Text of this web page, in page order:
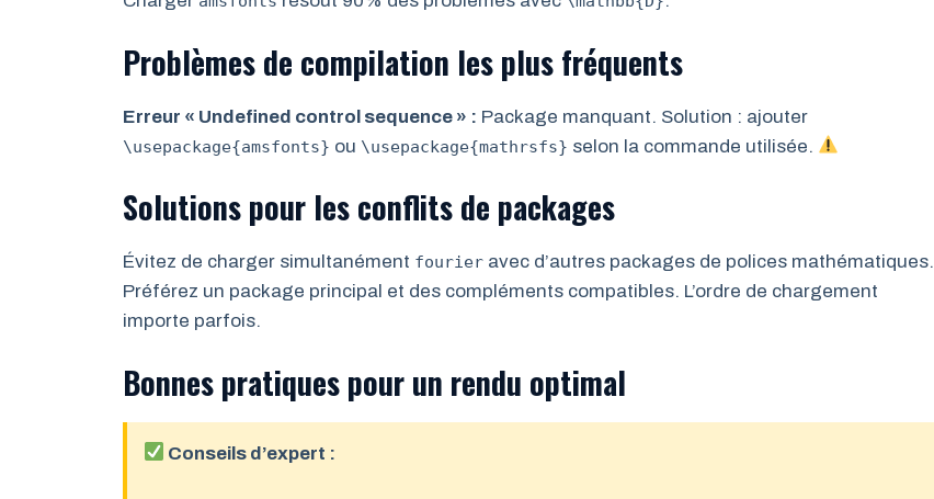
Problèmes de compilation les plus fréquents
Erreur « Undefined control sequence » : Package manquant. Solution : ajouter
\usepackage{amsfonts} ou \usepackage{mathrsfs} selon la commande utilisée.
Solutions pour les conflits de packages
Évitez de charger simultanément fourier avec d’autres packages de polices mathématiques.
Préférez un package principal et des compléments compatibles. L’ordre de chargement
importe parfois.
Bonnes pratiques pour un rendu optimal
Conseils d’expert :